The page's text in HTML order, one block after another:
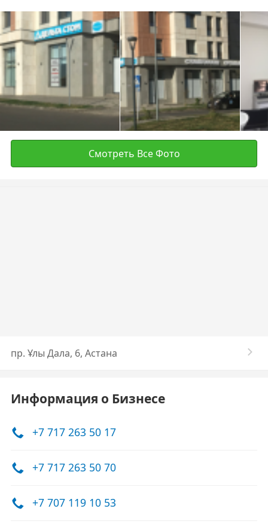
Смотреть Все Фото
​пр. Ұлы Дала, 6, Астана
Информация о Бизнесе
+7 717 263 50 17
+7 717 263 50 70
+7 707 119 10 53